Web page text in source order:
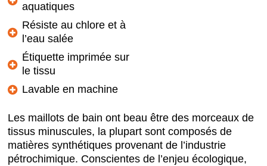
aquatiques
Résiste au chlore et à
l’eau salée
Étiquette imprimée sur
le tissu
Lavable en machine
Les maillots de bain ont beau être des morceaux de
tissus minuscules, la plupart sont composés de
matières synthétiques provenant de l’industrie
pétrochimique. Conscientes de l’enjeu écologique,